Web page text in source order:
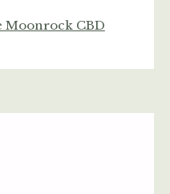
Moonrock CBD